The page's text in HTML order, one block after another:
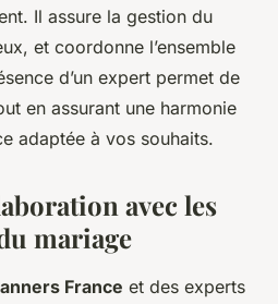
Il assure la gestion du
et coordonne l’ensemble
d’un expert permet de
en assurant une harmonie
adaptée à vos souhaits.
avec les
mariage
France et des experts